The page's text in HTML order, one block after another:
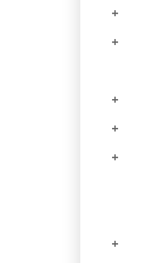
+
+
+
+
+
+